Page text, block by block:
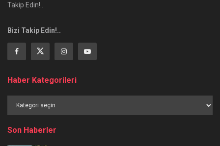
Takip Edin!..
Bizi Takip Edin!..
Haber Kategorileri
Kategorileri
Son Haberler